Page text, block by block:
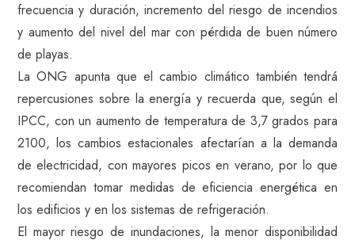
frecuencia y duración, incremento del riesgo de incendios
y aumento del nivel del mar con pérdida de buen número
de playas.
La ONG apunta que el cambio climático también tendrá
repercusiones sobre la energía y recuerda que, según el
IPCC, con un aumento de temperatura de 3,7 grados para
2100, los cambios estacionales afectarían a la demanda
de electricidad, con mayores picos en verano, por lo que
recomiendan tomar medidas de eficiencia energética en
los edificios y en los sistemas de refrigeración.
El mayor riesgo de inundaciones, la menor disponibilidad